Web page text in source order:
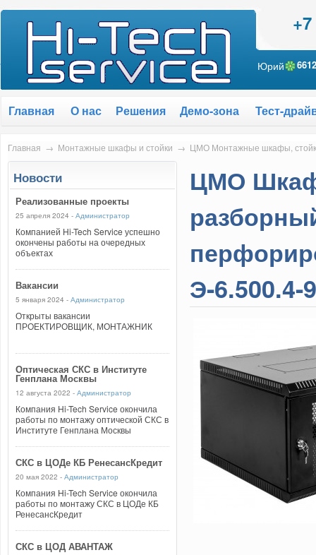
Юрий
Главная О нас Решения Демо-зона Тест-
Главная → Монтажные шкафы и стойки → ЦМО Монтажные шкафы,
Новости
Реализованные проекты
25 апреля 2024 - Администратор
Компанией Hi-Tech Service успешно
окончены работы на очередных
объектах
Вакансии
5 января 2024 - Администратор
Открыты вакансии
ПРОЕКТИРОВЩИК, МОНТАЖНИК
Оптическая СКС в Институте
Генплана Москвы
12 августа 2022 - Администратор
Компания Hi-Tech Service окончила
работы по монтажу оптической СКС в
Институте Генплана Москвы
СКС в ЦОДе КБ РенесансКредит
20 мая 2022 - Администратор
Компания Hi-Tech Service окончила
работы по монтажу СКС в ЦОДе КБ
РенесансКредит
СКС в ЦОД АВАНТАЖ
ЦМО Шкаф
Э-6.500.4-